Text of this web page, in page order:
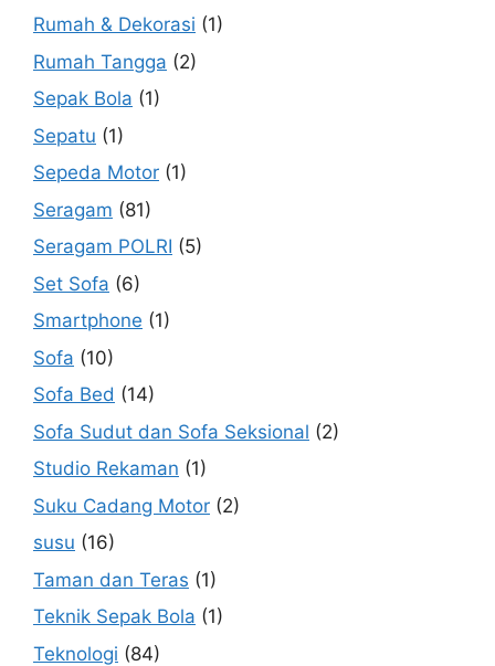
Rumah & Dekorasi (1)
Rumah Tangga (2)
Sepak Bola (1)
Sepatu (1)
Sepeda Motor (1)
Seragam (81)
Seragam POLRI (5)
Set Sofa (6)
Smartphone (1)
Sofa (10)
Sofa Bed (14)
Sofa Sudut dan Sofa Seksional (2)
Studio Rekaman (1)
Suku Cadang Motor (2)
susu (16)
Taman dan Teras (1)
Teknik Sepak Bola (1)
Teknologi (84)